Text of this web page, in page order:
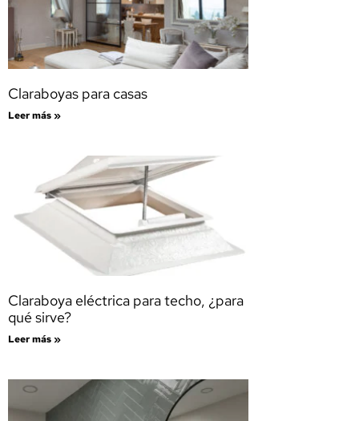
Claraboyas para casas
Leer más »
Claraboya eléctrica para techo, ¿para
qué sirve?
Leer más »